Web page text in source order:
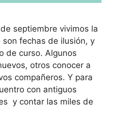
septiembre vivimos la
fechas de ilusión, y
de curso. Algunos
otros conocer a
compañeros. Y para
con antiguos
y contar las miles de